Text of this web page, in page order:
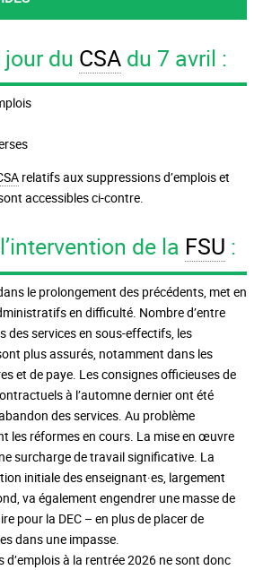
jour du CSAdu 7 avril :
relatifs aux suppressions d’emplois et
accessibles ci-contre.
de la FSU :
le prolongement des précédents, met en
en difficulté. Nombre d’entre
des services en sous-effectifs, les
plus assurés, notamment dans les
et de paye. Les consignes officieuses de
à l’automne dernier ont été
des services. Au problème
les réformes en cours. La mise en œuvre
surcharge de travail significative. La
initiale des enseignant·es, largement
va également engendrer une masse de
pour la DEC – en plus de placer de
dans une impasse.
d’emplois à la rentrée 2026 ne sont donc